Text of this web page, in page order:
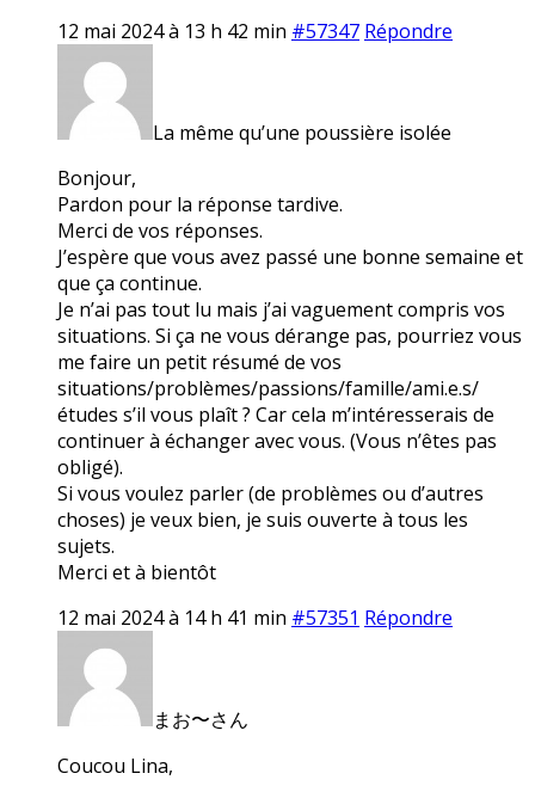
12 mai 2024 à 13 h 42 min #57347 Répondre
La même qu’une poussière isolée
Bonjour,
Pardon pour la réponse tardive.
Merci de vos réponses.
J’espère que vous avez passé une bonne semaine et
que ça continue.
Je n’ai pas tout lu mais j’ai vaguement compris vos
situations. Si ça ne vous dérange pas, pourriez vous
me faire un petit résumé de vos
situations/problèmes/passions/famille/ami.e.s/
études s’il vous plaît ? Car cela m’intéresserais de
continuer à échanger avec vous. (Vous n’êtes pas
obligé).
Si vous voulez parler (de problèmes ou d’autres
choses) je veux bien, je suis ouverte à tous les
sujets.
Merci et à bientôt
12 mai 2024 à 14 h 41 min #57351 Répondre
まお〜さん
Coucou Lina,